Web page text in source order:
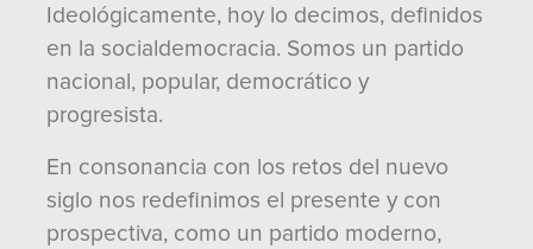
Ideológicamente, hoy lo decimos, definidos
en la socialdemocracia. Somos un partido
nacional, popular, democrático y
progresista.
En consonancia con los retos del nuevo
siglo nos redefinimos el presente y con
prospectiva, como un partido moderno,